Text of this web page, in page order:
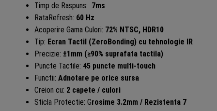
Timp de Raspuns: 7ms
RataRefresh: 60 Hz
Acoperire Gama Culori: 72% NTSC, HDR10
Tip: Ecran Tactil (ZeroBonding) cu tehnologie IR
Precizie: ±1mm (≥90% suprafata tactila)
Puncte Tactile: 45 puncte multi-touch
Functii: Adnotare pe orice sursa
Creion cu: 2 capete / culori
Sticla Protectie: Grosime 3.2mm / Rezistenta 7